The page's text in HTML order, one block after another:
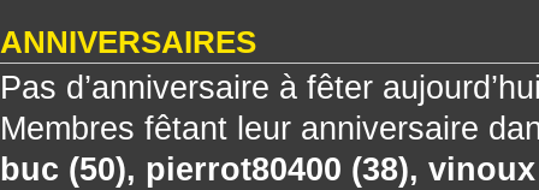
ANNIVERSAIRES
Pas d’anniversaire à fêter
Membres fêtant leur anniversaire
buc (50), pierrot80400 (38), vinoux